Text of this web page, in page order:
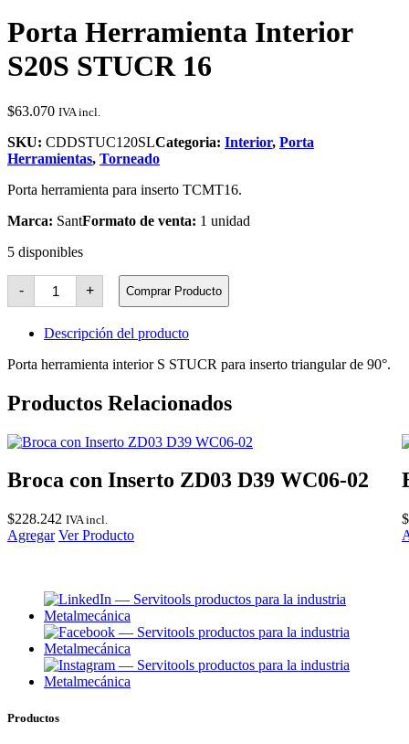
Porta Herramienta Interior
S20S STUCR 16
$63.070 IVA incl.
SKU: CDDSTUC120SLCategoria: Interior, Porta
Herramientas, Torneado
Porta herramienta para inserto TCMT16.
Marca: SantFormato de venta: 1 unidad
5 disponibles
-
Porta
Herramienta
Interior
S20S
STUCR
cantidad
+ Comprar Producto
Descripción del producto
Porta herramienta interior S STUCR para inserto triangular de 90°.
Productos Relacionados
Broca con Inserto ZD03 D39 WC06-02
$228.242 IVA incl.
Agregar Ver Producto
$
Productos